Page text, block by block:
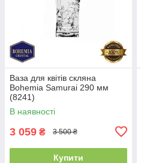
Ваза для квітів скляна
Bohemia Samurai 290 мм
(8241)
В наявності
3 059 ₴ 3 500 ₴
Купити